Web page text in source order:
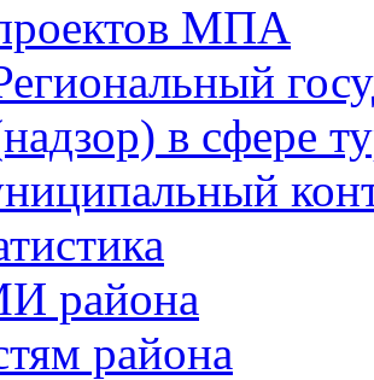
МПА
в сфере
района
района